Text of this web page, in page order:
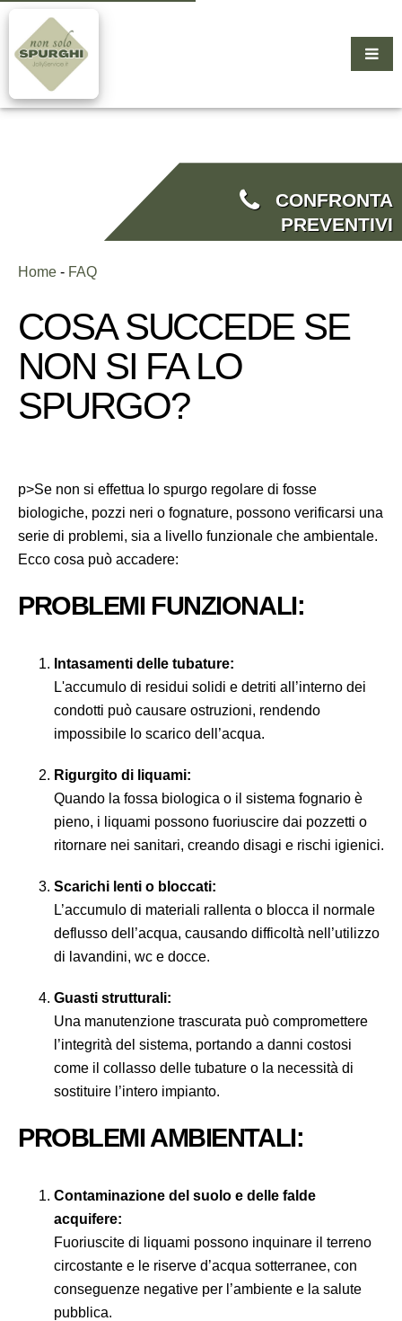
CONFRONTA
PREVENTIVI
Home - FAQ
COSA SUCCEDE SE
NON SI FA LO
SPURGO?
p>Se non si effettua lo spurgo regolare di fosse
biologiche, pozzi neri o fognature, possono verificarsi una
serie di problemi, sia a livello funzionale che ambientale.
Ecco cosa può accadere:
PROBLEMI FUNZIONALI:
Intasamenti delle tubature:
L'accumulo di residui solidi e detriti all’interno dei
condotti può causare ostruzioni, rendendo
impossibile lo scarico dell’acqua.
Rigurgito di liquami:
Quando la fossa biologica o il sistema fognario è
pieno, i liquami possono fuoriuscire dai pozzetti o
ritornare nei sanitari, creando disagi e rischi igienici.
Scarichi lenti o bloccati:
L’accumulo di materiali rallenta o blocca il normale
deflusso dell’acqua, causando difficoltà nell’utilizzo
di lavandini, wc e docce.
Guasti strutturali:
Una manutenzione trascurata può compromettere
l’integrità del sistema, portando a danni costosi
come il collasso delle tubature o la necessità di
sostituire l’intero impianto.
PROBLEMI AMBIENTALI:
Contaminazione del suolo e delle falde
acquifere:
Fuoriuscite di liquami possono inquinare il terreno
circostante e le riserve d’acqua sotterranee, con
conseguenze negative per l’ambiente e la salute
pubblica.